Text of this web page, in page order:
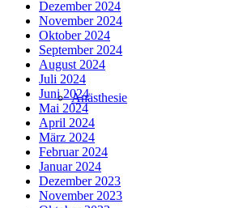
Anästhesie
Dezember 2024
November 2024
Oktober 2024
September 2024
August 2024
Juli 2024
Juni 2024
Mai 2024
April 2024
März 2024
Februar 2024
Januar 2024
Dezember 2023
November 2023